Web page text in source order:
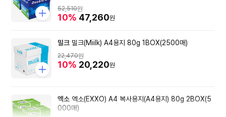
52,510원
10% 47,260원
밀크 밀크(Miilk) A4용지 80g 1BOX(2500매)
22,470원
10% 20,220원
엑소 엑소(EXXO) A4 복사용지(A4용지) 80g 2BOX(5
000매)